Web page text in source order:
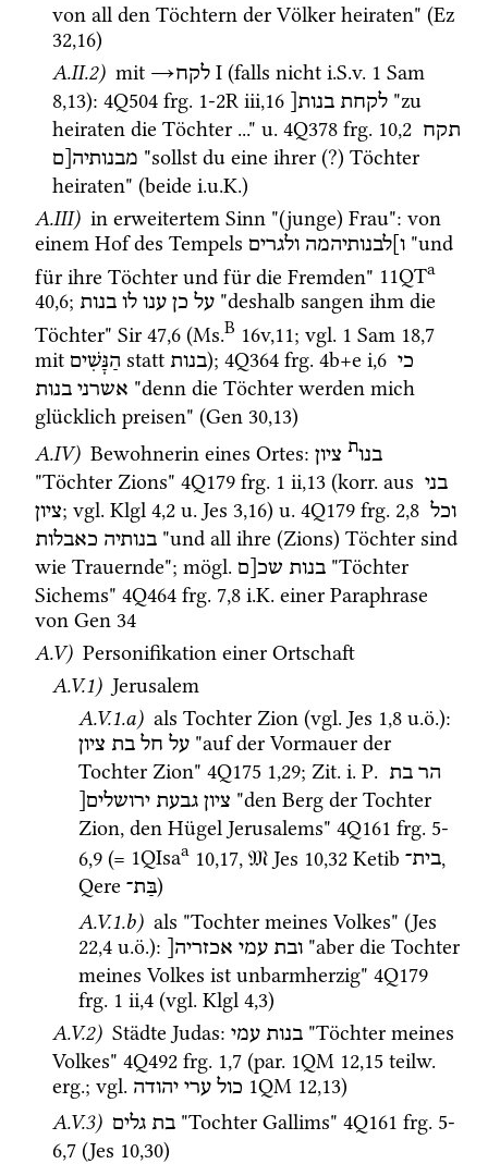
von all den Töchtern der Völker heiraten" (Ez
32,16)
A.II.2) mit →לקח ‎ I (falls nicht i.S.v. 1 Sam
8,13): 4Q504 frg. 1-2R iii,16 לקחת בנות[
"zu
heiraten die Töchter ..." u. 4Q378 frg. 10,2 תקח
מבנותיה[ם "sollst du eine ihrer (?) Töchter
heiraten" (beide i.u.K.)
A.III) in erweitertem Sinn "(junge) Frau": von
einem Hof des Tempels
ו]לבנותיהמה ולגרים
"und
für ihre Töchter und für die Fremden" 11QTa
40,6; על כן ענו לו בנות
"deshalb sangen ihm die
Töchter" Sir 47,6 (Ms.B 16v,11; vgl. 1 Sam 18,7
mit הַנָּשִׁים statt בנות); 4Q364 frg. 4b+e i,6 כי
אשרני בנות
"denn die Töchter werden mich
glücklich preisen" (Gen 30,13)
A.IV) Bewohnerin eines Ortes: בנות ציון
"Töchter Zions" 4Q179 frg. 1 ii,13 (korr. aus בני
ציון; vgl. Klgl 4,2 u. Jes 3,16) u. 4Q179 frg. 2,8 וכל
בנותיה כאבלות
"und all ihre (Zions) Töchter sind
wie Trauernde"; mögl. בנות שכ[ם
"Töchter
Sichems" 4Q464 frg. 7,8 i.K. einer Paraphrase
von Gen 34
A.V) Personifikation einer Ortschaft
A.V.1) Jerusalem
A.V.1.a) als Tochter Zion (vgl. Jes 1,8 u.ö.)
על חל בת ציון
"auf der Vormauer der
Tochter Zion" 4Q175 1,29; Zit. i. P. הר בת
ציון גבעת ירושלים[
"den Berg der Tochter
Zion, den Hügel Jerusalems" 4Q161 frg. 5-
6,9 (= 1QIsaa 10,17, 𝔐 Jes 10,32 Ketib בית־,
Qere בַּת־)
A.V.1.b) als "Tochter meines Volkes" (Jes
22,4 u.ö.): ובת עמי אכזריה[
"aber die Tochter
meines Volkes ist unbarmherzig" 4Q179
frg. 1 ii,4 (vgl. Klgl 4,3)
A.V.2) Städte Judas: בנות עמי
"Töchter meines
Volkes" 4Q492 frg. 1,7 (par. 1QM 12,15 teilw.
erg.; vgl. כול ערי יהודה 1QM 12,13)
A.V.3)
בת גלים "Tochter Gallims" 4Q161 frg. 5-
6,7 (Jes 10,30)